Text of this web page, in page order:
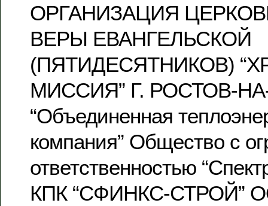
ОРГАНИЗАЦИЯ
ВЕРЫ ЕВАНГЕЛЬСКОЙ
(ПЯТИДЕСЯТНИКОВ)
МИССИЯ” Г. РОСТОВ-
“Объединенная
компания” Общество с
ответственностью
КПК “СФИНКС-СТРОЙ”